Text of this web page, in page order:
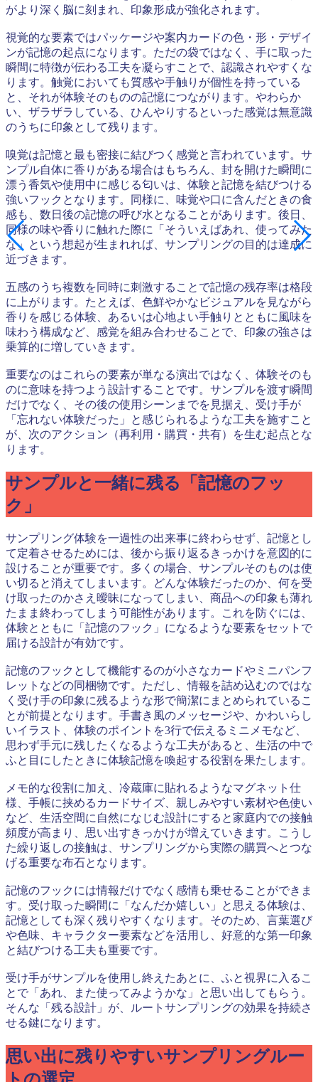
がより深く脳に刻まれ、印象形成が強化されます。
視覚的な要素ではパッケージや案内カードの色・形・デザイ
ンが記憶の起点になります。ただの袋ではなく、手に取った
瞬間に特徴が伝わる工夫を凝らすことで、認識されやすくな
ります。触覚においても質感や手触りが個性を持っている
と、それが体験そのものの記憶につながります。やわらか
い、ザラザラしている、ひんやりするといった感覚は無意識
のうちに印象として残ります。
嗅覚は記憶と最も密接に結びつく感覚と言われています。サ
ンプル自体に香りがある場合はもちろん、封を開けた瞬間に
漂う香気や使用中に感じる匂いは、体験と記憶を結びつける
強いフックとなります。同様に、味覚や口に含んだときの食
感も、数日後の記憶の呼び水となることがあります。後日、
同様の味や香りに触れた際に「そういえばあれ、使ってみた
な」という想起が生まれれば、サンプリングの目的は達成に
近づきます。
五感のうち複数を同時に刺激することで記憶の残存率は格段
に上がります。たとえば、色鮮やかなビジュアルを見ながら
香りを感じる体験、あるいは心地よい手触りとともに風味を
味わう構成など、感覚を組み合わせることで、印象の強さは
乗算的に増していきます。
重要なのはこれらの要素が単なる演出ではなく、体験そのも
のに意味を持つよう設計することです。サンプルを渡す瞬間
だけでなく、その後の使用シーンまでを見据え、受け手が
「忘れない体験だった」と感じられるような工夫を施すこと
が、次のアクション（再利用・購買・共有）を生む起点とな
ります。
サンプルと一緒に残る「記憶のフッ
ク」
サンプリング体験を一過性の出来事に終わらせず、記憶とし
て定着させるためには、後から振り返るきっかけを意図的に
設けることが重要です。多くの場合、サンプルそのものは使
い切ると消えてしまいます。どんな体験だったのか、何を受
け取ったのかさえ曖昧になってしまい、商品への印象も薄れ
たまま終わってしまう可能性があります。これを防ぐには、
体験とともに「記憶のフック」になるような要素をセットで
届ける設計が有効です。
記憶のフックとして機能するのが小さなカードやミニパンフ
レットなどの同梱物です。ただし、情報を詰め込むのではな
く受け手の印象に残るような形で簡潔にまとめられているこ
とが前提となります。手書き風のメッセージや、かわいらし
いイラスト、体験のポイントを3行で伝えるミニメモなど、
思わず手元に残したくなるような工夫があると、生活の中で
ふと目にしたときに体験記憶を喚起する役割を果たします。
メモ的な役割に加え、冷蔵庫に貼れるようなマグネット仕
様、手帳に挟めるカードサイズ、親しみやすい素材や色使い
など、生活空間に自然になじむ設計にすると家庭内での接触
頻度が高まり、思い出すきっかけが増えていきます。こうし
た繰り返しの接触は、サンプリングから実際の購買へとつな
げる重要な布石となります。
記憶のフックには情報だけでなく感情も乗せることができま
す。受け取った瞬間に「なんだか嬉しい」と思える体験は、
記憶としても深く残りやすくなります。そのため、言葉選び
や色味、キャラクター要素などを活用し、好意的な第一印象
と結びつける工夫も重要です。
受け手がサンプルを使用し終えたあとに、ふと視界に入るこ
とで「あれ、また使ってみようかな」と思い出してもらう。
そんな「残る設計」が、ルートサンプリングの効果を持続さ
せる鍵になります。
思い出に残りやすいサンプリングルー